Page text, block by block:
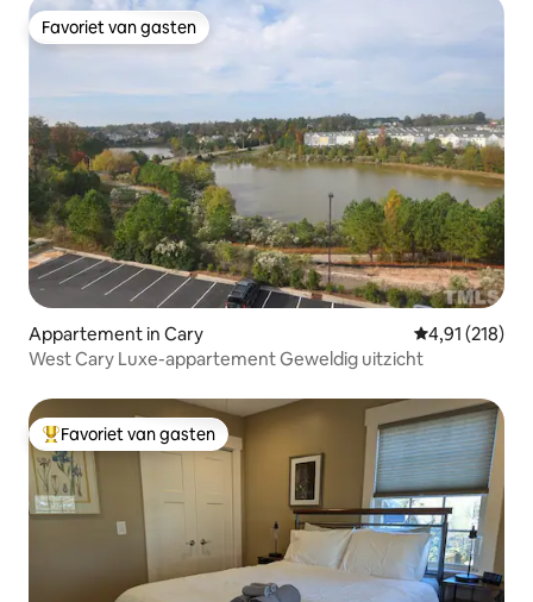
Favoriet van gasten
Favoriet van gasten
Appartement in Cary Gemiddelde
4,91 (218)
West Cary Luxe-appartement Geweldig uitzicht
Topfavoriet van gasten
Favoriet van gasten